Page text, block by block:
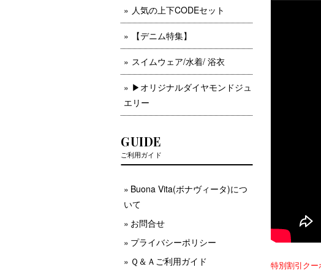
特別割引ク
人気の上下CODEセット
【デニム特集】
スイムウェア/水着/ 浴衣
▶︎オリジナルダイヤモンドジュ
エリー
GUIDE
ご利用ガイド
Buona Vita(ボナヴィータ)につ
いて
お問合せ
プライバシーポリシー
Ｑ＆Ａご利用ガイド